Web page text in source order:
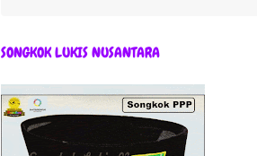
SONGKOK LUKIS NUSANTARA